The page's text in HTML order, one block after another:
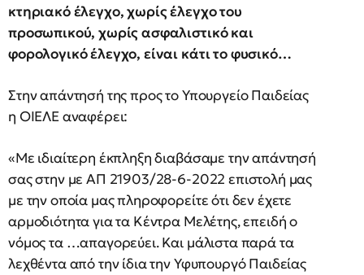
κτηριακό έλεγχο, χωρίς έλεγχο του
προσωπικού, χωρίς ασφαλιστικό και
φορολογικό έλεγχο, είναι κάτι το φυσικό…
Στην απάντησή της προς το Υπουργείο Παιδείας
η ΟΙΕΛΕ αναφέρει:
«Με ιδιαίτερη έκπληξη διαβάσαμε την απάντησή
σας στην με ΑΠ 21903/28-6-2022 επιστολή μας
με την οποία μας πληροφορείτε ότι δεν έχετε
αρμοδιότητα για τα Κέντρα Μελέτης, επειδή ο
νόμος τα …απαγορεύει. Και μάλιστα παρά τα
λεχθέντα από την ίδια την Υφυπουργό Παιδείας